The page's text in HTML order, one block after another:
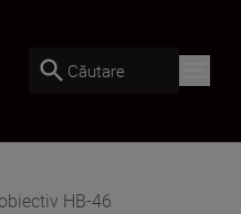
Căutare
HB-46